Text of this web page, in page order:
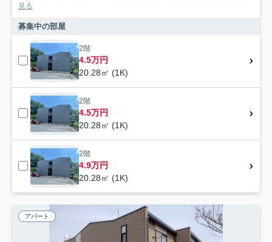
見る
募集中の部屋
2階
4.5万円
20.28㎡ (1K)
2階
4.5万円
20.28㎡ (1K)
2階
4.9万円
20.28㎡ (1K)
アパート